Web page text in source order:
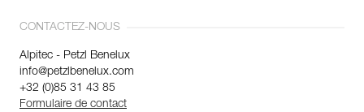
CONTACTEZ-NOUS
Alpitec - Petzl Benelux
info@petzlbenelux.com
+32 (0)85 31 43 85
Formulaire de contact